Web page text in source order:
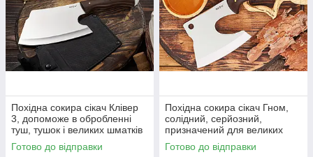
Похідна сокира сікач Клівер
3, допоможе в обробленні
туш, тушок і великих шматків
м'яса, розрубування кісток
Готово до відправки
Похідна сокира сікач Гном,
солідний, серйозний,
призначений для великих
навантажень
Готово до відправки